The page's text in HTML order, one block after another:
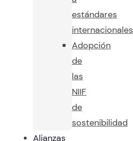
estándares
internacionales
Adopción
de
las
NIIF
de
sostenibilidad
Alianzas